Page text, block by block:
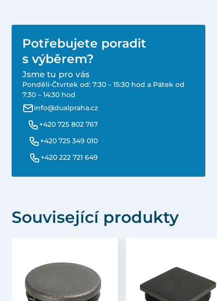
Potřebujete poradit
s výběrem?
Jsme tu pro vás
Pondělí-Čtvrtek od: 7:30 – 15:30 hod a Pátek od
7:30 – 14:30 hod
info@dualpraha.cz
+420 725 802 767
+420 725 349 010
+420 222 721 649
Související produkty